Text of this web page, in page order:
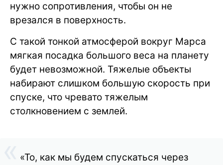
нужно сопротивления, чтобы он не
врезался в поверхность.
С такой тонкой атмосферой вокруг Марса
мягкая посадка большого веса на планету
будет невозможной. Тяжелые объекты
набирают слишком большую скорость при
спуске, что чревато тяжелым
столкновением с землей.
«То, как мы будем спускаться через